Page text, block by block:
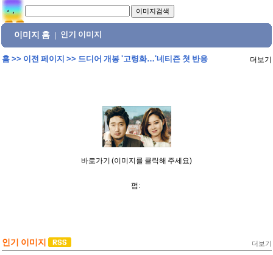
이미지 홈 인기 이미지
홈>> 이전 페이지 >> 드디어 개봉 '고령화…'네티즌 첫 반응 더보기
바로가기 (이미지를 클릭해 주세요)
펌:
인기 이미지 더보기